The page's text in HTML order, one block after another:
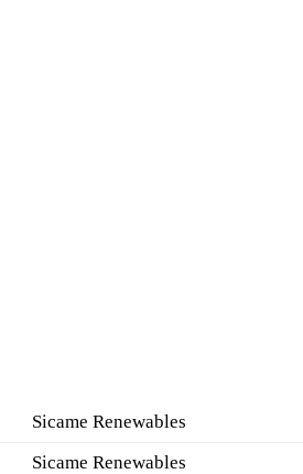
Sicame Renewables
Sicame Renewables